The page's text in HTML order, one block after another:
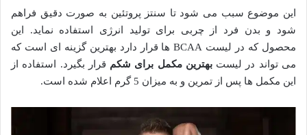
این موضوع سبب می شود تا سنتز پروتئین به صورت دقیق فراهم
شود و بدن فرد از چربی برای تولید انرژی استفاده نماید. این
محصول که در لیست BCAA ها قرار دارد بهترین گزینه ای است که
می تواند در لیستبهترین مکمل برای شکم قرار بگیرد. استفاده از
این مکمل ها پس از تمرین و به میزان 5 گرم اعلام شده است.